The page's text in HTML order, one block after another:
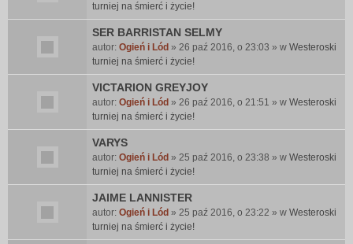
turniej na śmierć i życie!
SER BARRISTAN SELMY
autor: Ogień i Lód » 26 paź 2016, o 23:03 » w Westeroski
turniej na śmierć i życie!
VICTARION GREYJOY
autor: Ogień i Lód » 26 paź 2016, o 21:51 » w Westeroski
turniej na śmierć i życie!
VARYS
autor: Ogień i Lód » 25 paź 2016, o 23:38 » w Westeroski
turniej na śmierć i życie!
JAIME LANNISTER
autor: Ogień i Lód » 25 paź 2016, o 23:22 » w Westeroski
turniej na śmierć i życie!